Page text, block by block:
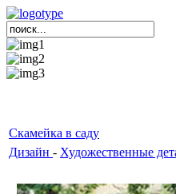
Скамейка в саду
Дизайн - Художественные